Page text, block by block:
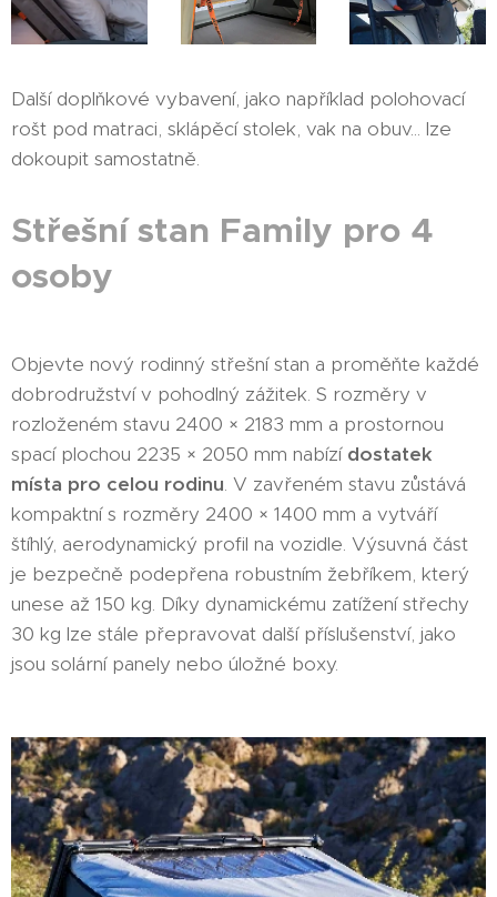
Další doplňkové vybavení, jako například polohovací
rošt pod matraci, sklápěcí stolek, vak na obuv... lze
dokoupit samostatně.
Střešní stan Family pro 4
osoby
Objevte nový rodinný střešní stan a proměňte každé
dobrodružství v pohodlný zážitek. S rozměry v
rozloženém stavu 2400 × 2183 mm a prostornou
spací plochou 2235 × 2050 mm nabízídostatek
místa pro celou rodinu. V zavřeném stavu zůstává
kompaktní s rozměry 2400 × 1400 mm a vytváří
štíhlý, aerodynamický profil na vozidle. Výsuvná část
je bezpečně podepřena robustním žebříkem, který
unese až 150 kg. Díky dynamickému zatížení střechy
30 kg lze stále přepravovat další příslušenství, jako
jsou solární panely nebo úložné boxy.